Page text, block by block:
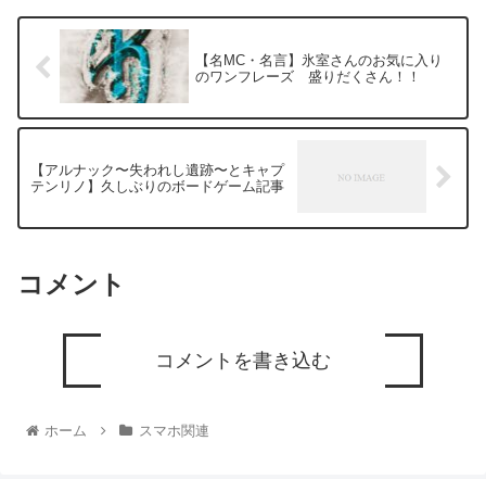
【名MC・名言】氷室さんのお気に入り
のワンフレーズ 盛りだくさん！！
【アルナック〜失われし遺跡〜とキャプ
テンリノ】久しぶりのボードゲーム記事
コメント
コメントを書き込む
ホーム スマホ関連